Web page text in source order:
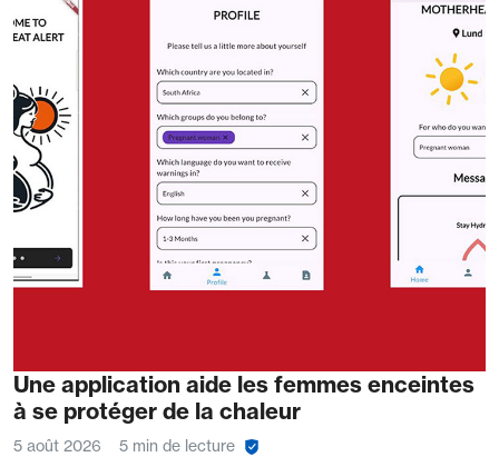
Une application aide les femmes enceintes
à se protéger de la chaleur
5 août 2026 5 min de lecture